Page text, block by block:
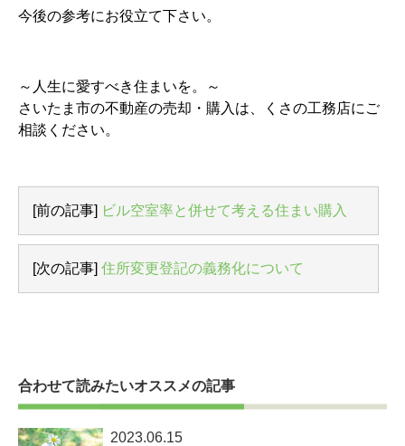
今後の参考にお役立て下さい。
～人生に愛すべき住まいを。～
さいたま市の不動産の売却・購入は、くさの工務店にご
相談ください。
[前の記事] ビル空室率と併せて考える住まい購入
[次の記事] 住所変更登記の義務化について
合わせて読みたいオススメの記事
2023.06.15